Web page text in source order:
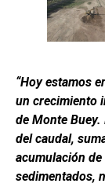
“Hoy estamos
un crecimiento
de Monte Buey.
del caudal,
acumulación
sedimentados,